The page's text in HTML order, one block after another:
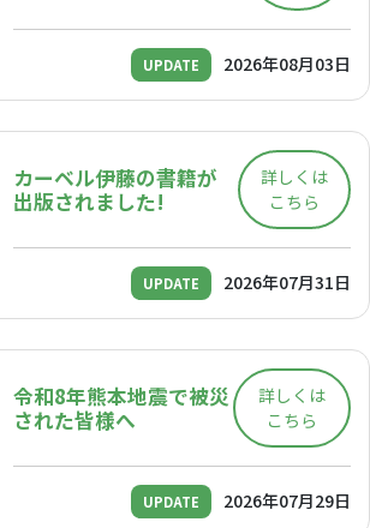
UPDATE 2026年08月03日
カーベル伊藤の書籍が
出版されました!
詳しくは
こちら
UPDATE 2026年07月31日
令和8年熊本地震で被災
された皆様へ
詳しくは
こちら
UPDATE 2026年07月29日